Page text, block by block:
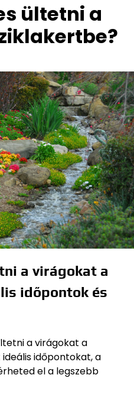
ültetni a
a virágokat a
időpontok és
a virágokat a
időpontokat, a
el a legszebb